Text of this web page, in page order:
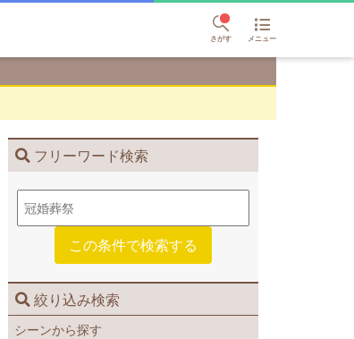
さがす メニュー
フリーワード検索
絞り込み検索
シーンから探す